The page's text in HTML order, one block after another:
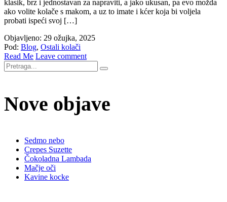
klasik, brz i jednostavan za napraviti, a jako ukusan, pa evo možda
ako volite kolače s makom, a uz to imate i kćer koja bi voljela
probati ispeći svoj […]
Objavljeno: 29 ožujka, 2025
Pod: Blog, Ostali kolači
Read Me Leave comment
Nove objave
Sedmo nebo
Crepes Suzette
Čokoladna Lambada
Mačje oči
Kavine kocke